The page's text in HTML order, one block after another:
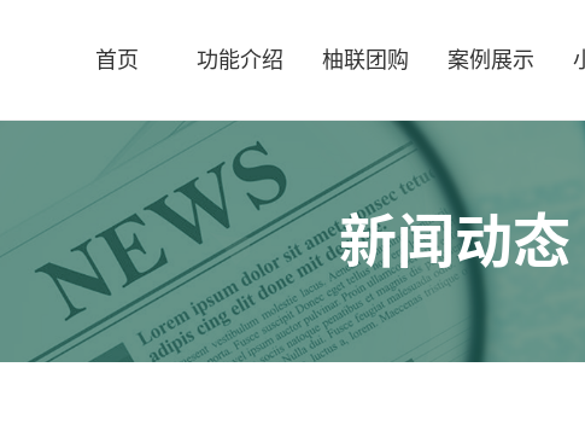
首页 功能介绍 柚联团购 案例展示
新闻动态